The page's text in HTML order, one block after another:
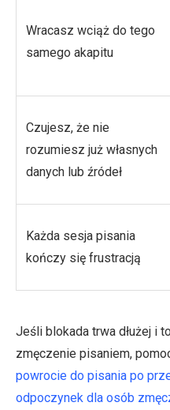
Wracasz wciąż do tego
samego akapitu
Czujesz, że nie
rozumiesz już własnych
danych lub źródeł
Każda sesja pisania
kończy się frustracją
Jeśli blokada trwa dłużej i
zmęczenie pisaniem,
powrocie do pisania po
odpoczynek dla osób